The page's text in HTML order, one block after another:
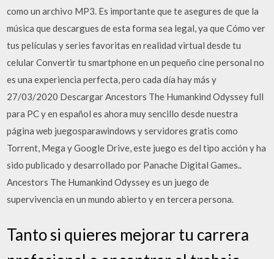
como un archivo MP3. Es importante que te asegures de que la
música que descargues de esta forma sea legal, ya que Cómo ver
tus películas y series favoritas en realidad virtual desde tu
celular Convertir tu smartphone en un pequeño cine personal no
es una experiencia perfecta, pero cada día hay más y
27/03/2020 Descargar Ancestors The Humankind Odyssey full
para PC y en español es ahora muy sencillo desde nuestra
página web juegosparawindows y servidores gratis como
Torrent, Mega y Google Drive, este juego es del tipo acción y ha
sido publicado y desarrollado por Panache Digital Games..
Ancestors The Humankind Odyssey es un juego de
supervivencia en un mundo abierto y en tercera persona.
Tanto si quieres mejorar tu carrera